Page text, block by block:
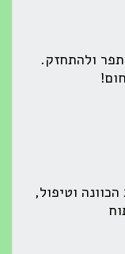
ולהתחזק.
וטיפול,